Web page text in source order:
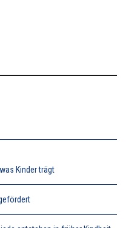
Kinder trägt